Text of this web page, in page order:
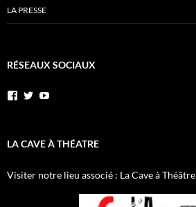
LA PRESSE
RÉSEAUX SOCIAUX
Voir
AnnibalEtSesElephants
sur
Voir
annibal_lacave
sur
LA CAVE À THÉATRE
Visiter notre lieu associé : La Cave à Théâtre